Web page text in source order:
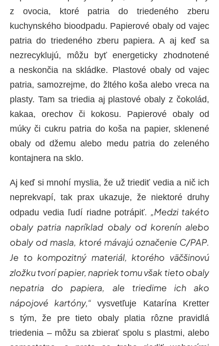
z ovocia, ktoré patria do triedeného zberu
kuchynského bioodpadu. Papierové obaly od vajec
patria do triedeného zberu papiera. A aj keď sa
nezrecyklujú, môžu byť energeticky zhodnotené
a neskončia na skládke. Plastové obaly od vajec
patria, samozrejme, do žltého koša alebo vreca na
plasty. Tam sa triedia aj plastové obaly z čokolád,
kakaa, orechov či kokosu. Papierové obaly od
múky či cukru patria do koša na papier, sklenené
obaly od džemu alebo medu patria do zeleného
kontajnera na sklo.
Aj keď si mnohí myslia, že už triediť vedia a nič ich
neprekvapí, tak prax ukazuje, že niektoré druhy
odpadu vedia ľudí riadne potrápiť. „Medzi takéto
obaly patria napríklad obaly od korenín alebo
obaly od masla, ktoré mávajú označenie C/PAP.
Je to kompozitný materiál, ktorého väčšinovú
zložku tvorí papier, napriek tomu však tieto obaly
nepatria do papiera, ale triedime ich ako
nápojové kartóny,“ vysvetľuje Katarína Kretter
s tým, že pre tieto obaly platia rôzne pravidlá
triedenia – môžu sa zbierať spolu s plastmi, alebo